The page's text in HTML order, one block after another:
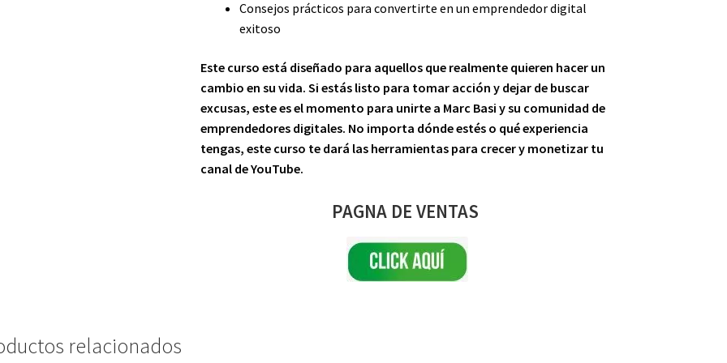
Consejos prácticos para convertirte en un emprendedor digital
exitoso
Este curso está diseñado para aquellos que realmente quieren hacer un
cambio en su vida. Si estás listo para tomar acción y dejar de buscar
excusas, este es el momento para unirte a Marc Basi y su comunidad de
emprendedores digitales. No importa dónde estés o qué experiencia
tengas, este curso te dará las herramientas para crecer y monetizar tu
canal de YouTube.
PAGNA DE VENTAS
relacionados